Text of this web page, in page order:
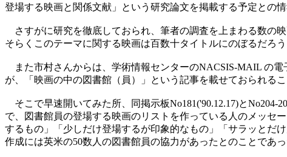
登場する映画と関係文献」という研究論文を掲載する予定との
さすがに研究を徹底しておられ、筆者の調査を上まわる数の
そらくこのテーマに関する映画は百数十タイトルにのぼるだろ
また市村さんからは、学術情報センターのNACSIS-MAIL の
が、「映画の中の図書館（員）」という記事を載せておられるこ
そこで早速開いてみた所、同掲示板No181('90.12.17)とNo204-
で、図書館員の登場する映画のリストを作っている人のメッセ
するもの」「少しだけ登場するが印象的なもの」「サラッとだ
作成には英米の50数人の図書館員の協力があったとのことであっ